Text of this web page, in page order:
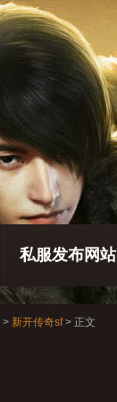
私服发布网站
> 新开传奇sf> 正文